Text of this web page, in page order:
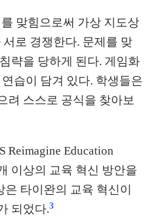
맞힘으로써 가상 지도상
로 경쟁한다. 문제를 맞
략을 당하게 된다. 게임화
습이 담겨 있다. 학생들은
려 스스로 공식을 찾아보
Reimagine Education
이상의 교육 혁신 방안을
타이완의 교육 혁신이
되었다.3